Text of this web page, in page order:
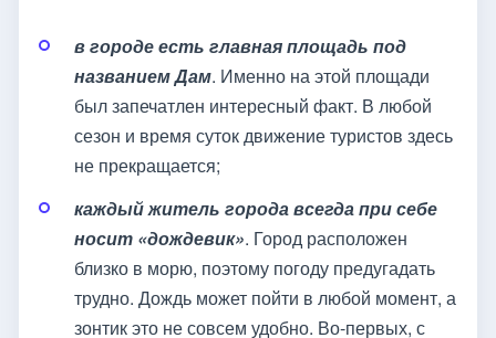
в городе есть главная площадь под
названием Дам. Именно на этой площади
был запечатлен интересный факт. В любой
сезон и время суток движение туристов здесь
не прекращается;
каждый житель города всегда при себе
носит «дождевик». Город расположен
близко в морю, поэтому погоду предугадать
трудно. Дождь может пойти в любой момент, а
зонтик это не совсем удобно. Во-первых, с